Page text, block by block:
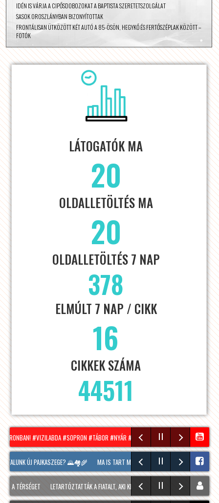
IDÉN IS VÁRJA A CIPŐSDOBOZOKAT A BAPTISTA SZERETETSZOLGÁLAT
SASOK OROSZLÁNYBAN BIZONYÍTOTTAK
FRONTÁLISAN ÜTKÖZÖTT KÉT AUTÓ A 85-ÖSÖN, HEGYKŐ ÉS FERTŐSZÉPLAK KÖZÖTT –
FOTÓK
LÁTOGATÓK MA
20
OLDALLETÖLTÉS MA
20
OLDALLETÖLTÉS 7 NAP
378
ELMÚLT 7 NAP / CIKK
16
CIKKEK SZÁMA
44511
#VIZILABDA #SOPRON #TÁBOR #NYÁR #SUMMER HÍRADÓ – 2026.08.05.
FALUNK ÚJ PAJKASZEGE? 🌄🏘️🌾 MA IS TART MÉG A SOPRONI BORÜNNEP, 20
TÉRSÉGET LETARTÓZTATTÁK A FIATALT, AKI KIS HÍJÁN MEGÖLT EGY 28 ÉVES FÉRFIT